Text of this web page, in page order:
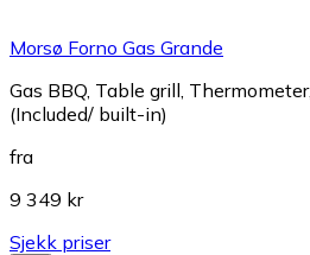
Morsø Forno Gas Grande
Gas BBQ, Table grill,
(Included/ built-in)
fra
9 349 kr
Sjekk priser